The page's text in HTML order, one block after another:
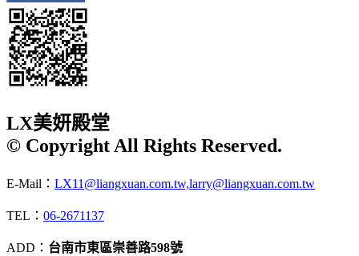
LX美妍殿堂
© Copyright All Rights Reserved.
E-Mail： LX11@liangxuan.com.tw,larry@liangxuan.com.tw
TEL： 06-2671137
ADD： 台南市東區崇善路598號